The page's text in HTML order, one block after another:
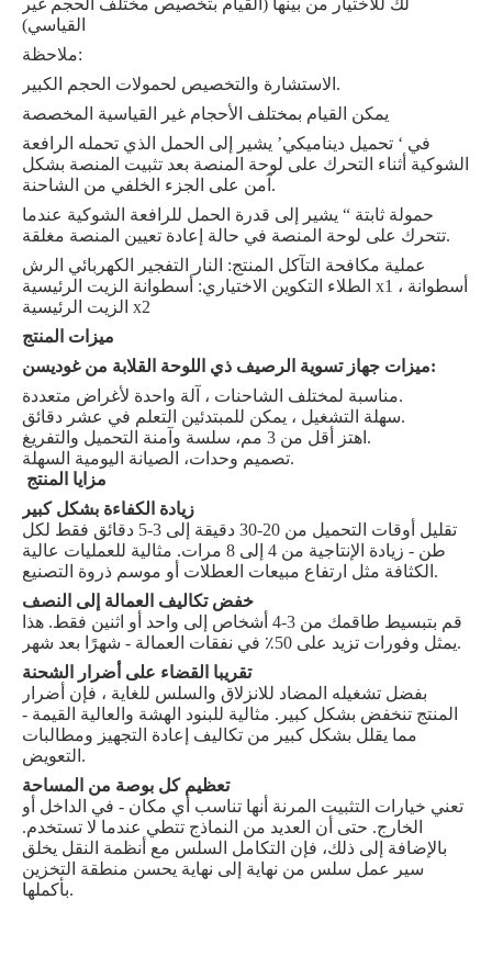
القياسي)
ملاحظة:
الاستشارة والتخصيص لحمولات الحجم الكبير.
يمكن القيام بمختلف الأحجام غير القياسية المخصصة
في ‘ تحميل ديناميكي’ يشير إلى الحمل الذي تحمله الرافعة
الشوكية أثناء التحرك على لوحة المنصة بعد تثبيت المنصة بشكل
آمن على الجزء الخلفي من الشاحنة.
حمولة ثابتة “ يشير إلى قدرة الحمل للرافعة الشوكية عندما
تتحرك على لوحة المنصة في حالة إعادة تعيين المنصة مغلقة.
عملية مكافحة التآكل المنتج: النار التفجير الكهربائي الرش
الطلاء التكوين الاختياري: أسطوانة الزيت الرئيسية x1 ، أسطوانة
الزيت الرئيسية x2
ميزات المنتج
ميزات جهاز تسوية الرصيف ذي اللوحة القلابة من غوديسن:
مناسبة لمختلف الشاحنات ، آلة واحدة لأغراض متعددة.
سهلة التشغيل ، يمكن للمبتدئين التعلم في عشر دقائق.
اهتز أقل من 3 مم، سلسة وآمنة التحميل والتفريغ.
تصميم وحدات، الصيانة اليومية السهلة.
مزايا المنتج
زيادة الكفاءة بشكل كبير
تقليل أوقات التحميل من 20-30 دقيقة إلى 3-5 دقائق فقط لكل
طن - زيادة الإنتاجية من 4 إلى 8 مرات. مثالية للعمليات عالية
الكثافة مثل ارتفاع مبيعات العطلات أو موسم ذروة التصنيع.
خفض تكاليف العمالة إلى النصف
قم بتبسيط طاقمك من 3-4 أشخاص إلى واحد أو اثنين فقط. هذا
يمثل وفورات تزيد على 50٪ في نفقات العمالة - شهرًا بعد شهر.
تقريبا القضاء على أضرار الشحنة
بفضل تشغيله المضاد للانزلاق والسلس للغاية ، فإن أضرار
المنتج تنخفض بشكل كبير. مثالية للبنود الهشة والعالية القيمة -
مما يقلل بشكل كبير من تكاليف إعادة التجهيز ومطالبات
التعويض.
تعظيم كل بوصة من المساحة
تعني خيارات التثبيت المرنة أنها تناسب أي مكان - في الداخل أو
الخارج. حتى أن العديد من النماذج تتطي عندما لا تستخدم.
بالإضافة إلى ذلك، فإن التكامل السلس مع أنظمة النقل يخلق
سير عمل سلس من نهاية إلى نهاية يحسن منطقة التخزين
بأكملها.